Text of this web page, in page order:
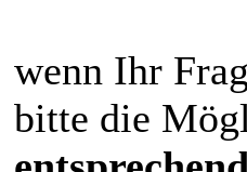
wenn Ihr
bitte die